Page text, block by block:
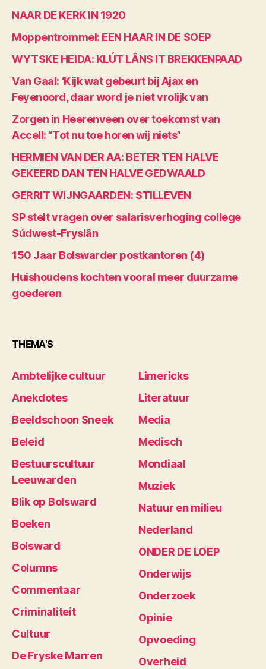
NAAR DE KERK IN 1920
Moppentrommel: EEN HAAR IN DE SOEP
WYTSKE HEIDA: KLÚT LÂNS IT BREKKENPAAD
Van Gaal: ‘Kijk wat gebeurt bij Ajax en
Feyenoord, daar word je niet vrolijk van
Zorgen in Heerenveen over toekomst van
Accell: “Tot nu toe horen wij niets”
HERMIEN VAN DER AA: BETER TEN HALVE
GEKEERD DAN TEN HALVE GEDWAALD
GERRIT WIJNGAARDEN: STILLEVEN
SP stelt vragen over salarisverhoging college
Súdwest-Fryslân
150 Jaar Bolswarder postkantoren (4)
Huishoudens kochten vooral meer duurzame
goederen
THEMA'S
Ambtelijke cultuur
Anekdotes
Beeldschoon Sneek
Beleid
Bestuurscultuur
Leeuwarden
Blik op Bolsward
Boeken
Bolsward
Columns
Commentaar
Criminaliteit
Cultuur
De Fryske Marren
Limericks
Literatuur
Media
Medisch
Mondiaal
Muziek
Natuur en milieu
Nederland
ONDER DE LOEP
Onderwijs
Onderzoek
Opinie
Opvoeding
Overheid